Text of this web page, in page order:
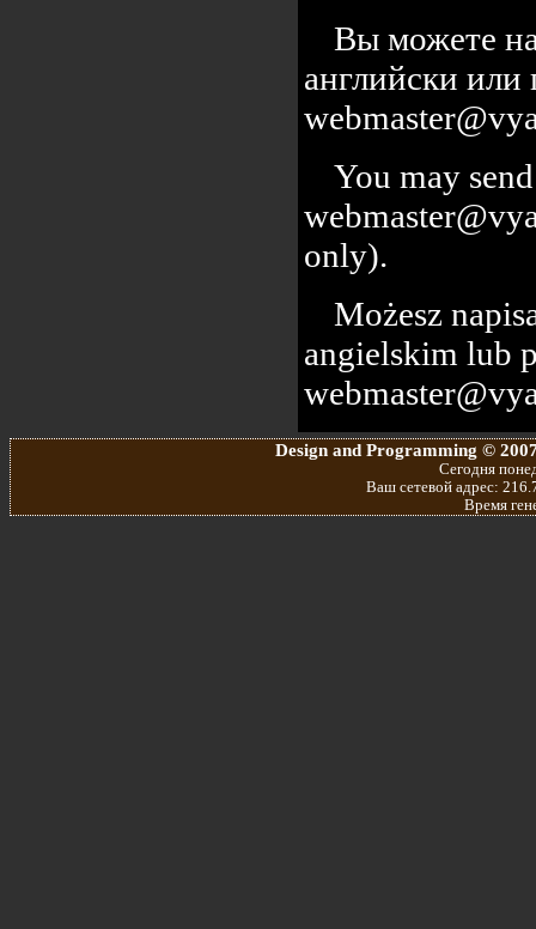
Вы можете
английски
You may
only).
Możesz
angielskim lub
Design and Programming ©
Сегодня
Ваш сетевой адрес:
Время